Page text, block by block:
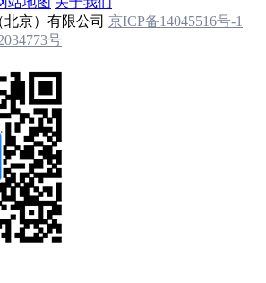
京）有限公司 京ICP备14045516号-1
号